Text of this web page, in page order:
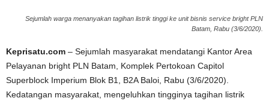
Sejumlah warga menanyakan tagihan listrik tinggi ke unit bisnis service bright PLN
Batam, Rabu (3/6/2020).
Keprisatu.com – Sejumlah masyarakat mendatangi Kantor Area
Pelayanan bright PLN Batam, Komplek Pertokoan Capitol
Superblock Imperium Blok B1, B2A Baloi, Rabu (3/6/2020).
Kedatangan masyarakat, mengeluhkan tingginya tagihan listrik